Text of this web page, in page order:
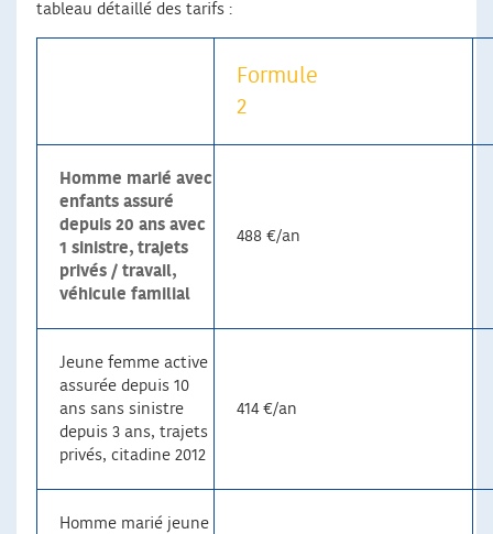
tableau détaillé des tarifs :
Formule
2
Homme marié avec
enfants assuré
depuis 20 ans avec
1 sinistre, trajets
privés / travail,
véhicule familial
488 €/an
Jeune femme active
assurée depuis 10
ans sans sinistre
depuis 3 ans, trajets
privés, citadine 2012
414 €/an
Homme marié jeune